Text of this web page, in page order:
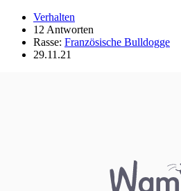
Verhalten
12 Antworten
Rasse: Französische Bulldogge
29.11.21